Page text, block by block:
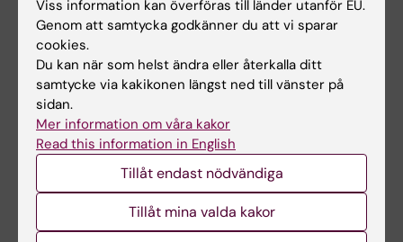
Hur når vi målbilden?
Genom att skapa goda förutsättningar för
arbetet på FyFa, en god organisation och
effektiva processer där det är tydligt vad som
förväntas av var och en. Vår nya
utbildningsorganisation är ett steg på resan
mot målet. Att vi får till ett effektivt och
hållbart resursfördelningssystem är ett annat.
Parallellt är det väldigt viktigt att vi ser till att
Viss information kan överföras till länder utanför EU.
Genom att samtycka godkänner du att vi sparar
cookies.
Du kan när som helst ändra eller återkalla ditt
samtycke via kakikonen längst ned till vänster på
sidan.
Mer information om våra kakor
Read this information in English
Tillåt endast nödvändiga
Tillåt mina valda kakor